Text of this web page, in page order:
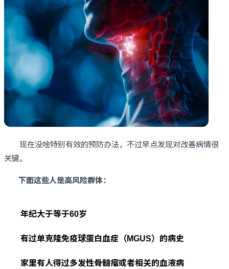
现在没啥特别有效的预防办法，不过早点发现对改善病情很
关键。
下面这些人是高风险群体：
年纪大于等于60岁
有过单克隆免疫球蛋白血症（MGUS）的病史
家里有人得过多发性骨髓瘤或者相关的血液病